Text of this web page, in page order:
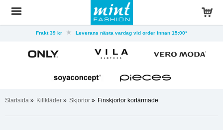
Frakt 39 kr Leverans nästa vardag vid order innan 15:00*
Startsida » Killkläder » Skjortor » Finskjortor kortärmade